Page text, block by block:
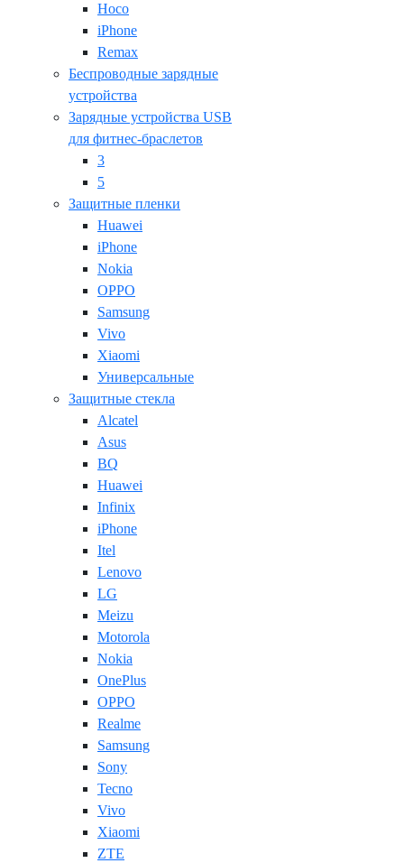
Hoco
iPhone
Remax
Беспроводные зарядные
устройства
Зарядные устройства USB
для фитнес-браслетов
3
5
Защитные пленки
Huawei
iPhone
Nokia
OPPO
Samsung
Vivo
Xiaomi
Универсальные
Защитные стекла
Alcatel
Asus
BQ
Huawei
Infinix
iPhone
Itel
Lenovo
LG
Meizu
Motorola
Nokia
OnePlus
OPPO
Realme
Samsung
Sony
Tecno
Vivo
Xiaomi
ZTE